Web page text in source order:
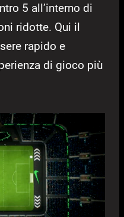
5 all’interno di
ridotte. Qui il
rapido e
di gioco più